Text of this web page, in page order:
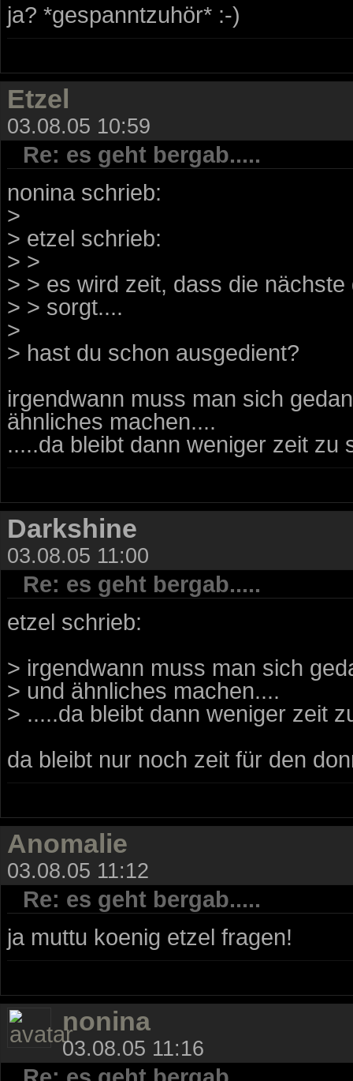
ja? *gespanntzuhör* :-)
Etzel
03.08.05 10:59
Re: es geht bergab.....
nonina schrieb:
>
> etzel schrieb:
> >
> > es wird zeit, dass die
> > sorgt....
>
> hast du schon ausgedient?
irgendwann muss man sich
ähnliches machen....
.....da bleibt dann weniger zeit zu
Darkshine
03.08.05 11:00
Re: es geht bergab.....
etzel schrieb:
> irgendwann muss man sich
> und ähnliches machen....
> .....da bleibt dann weniger zeit
da bleibt nur noch zeit für den
Anomalie
03.08.05 11:12
Re: es geht bergab.....
ja muttu koenig etzel fragen!
nonina
03.08.05 11:16